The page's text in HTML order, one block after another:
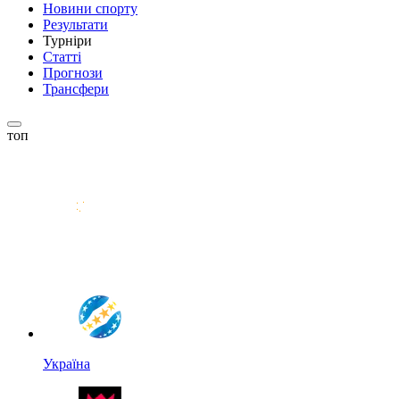
Новини спорту
Результати
Турніри
Статті
Прогнози
Трансфери
топ
Україна